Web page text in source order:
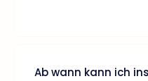
Ab wann kann ich